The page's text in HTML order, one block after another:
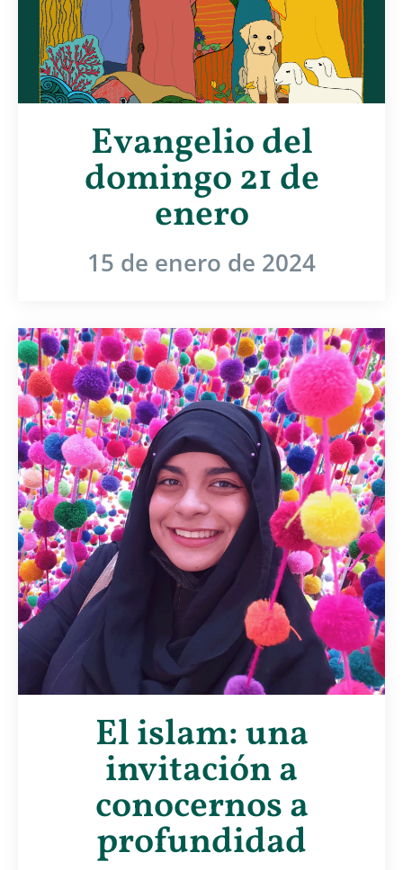
Evangelio del
domingo 21 de
enero
15 de enero de 2024
El islam: una
invitación a
conocernos a
profundidad